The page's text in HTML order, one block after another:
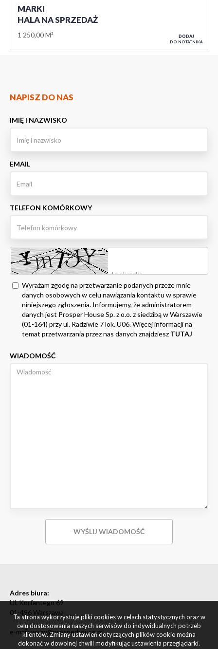
MARKI
HALA NA SPRZEDAŻ
1 250,00 M² DODAJ
DO NOTATNIKA
NAPISZ DO NAS
IMIĘ I NAZWISKO
EMAIL
TELEFON KOMÓRKOWY
Wyrażam zgodę na przetwarzanie podanych przeze mnie
danych osobowych w celu nawiązania kontaktu w sprawie
niniejszego zgłoszenia. Informujemy, że administratorem
danych jest Prosper House Sp. z o.o. z siedzibą w Warszawie
(01-164) przy ul. Radziwie 7 lok. U06. Więcej informacji na
temat przetwarzania przez nas danych znajdziesz TUTAJ
WIADOMOŚĆ
Adres biura:
Ul. Korfantego 69
01-496 Warszawa
e-mail: www@prosperhouse.pl
Ta strona wykorzystuje pliki cookies w celach statystycznych oraz w
celu dostosowania naszych serwisów do indywidualnych potrzeb
klientów. Zmiany ustawień dotyczących plików cookie można
dokonać w dowolnej chwili modyfikując ustawienia przeglądarki.